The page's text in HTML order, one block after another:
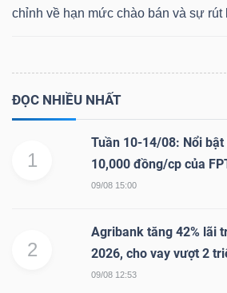
chỉnh về hạn mức chào bán và sự rút
ĐỌC NHIỀU NHẤT
1
Tuần 10-14/08: Nổi
10,000 đồng/cp của
09/08 15:00
2
Agribank tăng 42% lãi
2026, cho vay vượt 2
09/08 12:53